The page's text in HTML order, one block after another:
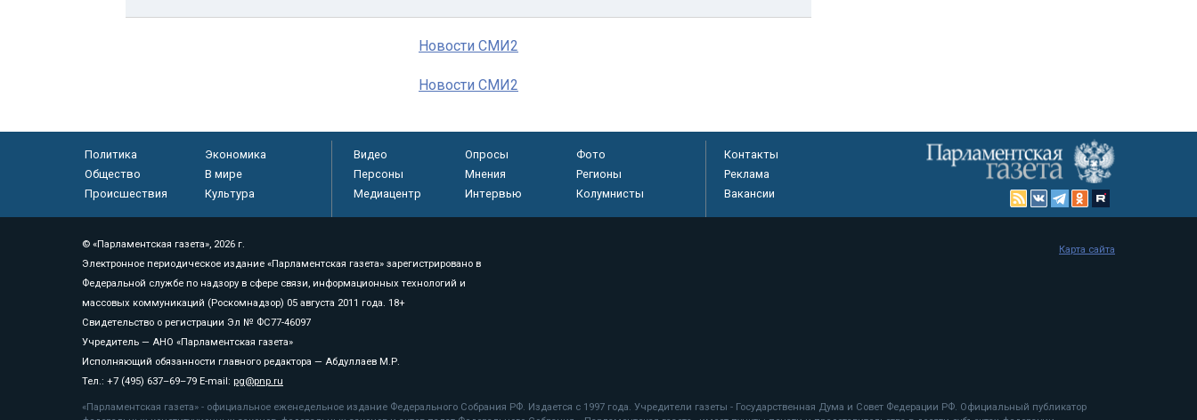
Новости СМИ2
Новости СМИ2
Политика
Экономика
Общество
В мире
Происшествия
Культура
Видео Опросы
Фото
Персоны
Мнения
Регионы
Медиацентр
Интервью Колумнисты
Контакты
Реклама
Вакансии
© «Парламентская газета», 2026 г.
Электронное периодическое издание «Парламентская газета» зарегистрировано в
Федеральной службе по надзору в сфере связи, информационных технологий и
массовых коммуникаций (Роскомнадзор) 05 августа 2011 года. 18+
Свидетельство о регистрации Эл № ФС77-46097
Учредитель — АНО «Парламентская газета»
Исполняющий обязанности главного редактора — Абдуллаев М.Р.
Тел.: +7 (495) 637–69–79 E-mail: pg@pnp.ru
«Парламентская газета» - официальное еженедельное издание Федерального Собрания РФ. Издается с 1997 года. Учредители газеты - Государственная Дума и Совет Федерации РФ. Официальный публикатор
Карта сайта